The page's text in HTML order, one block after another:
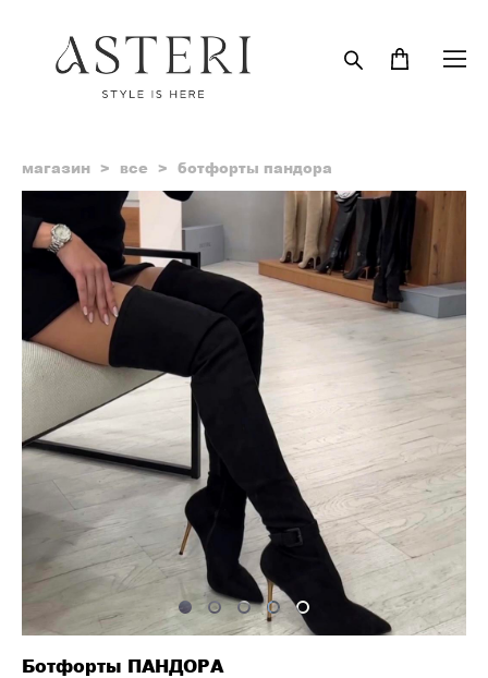
магазин > все > ботфорты пандора
Ботфорты ПАНДОРА